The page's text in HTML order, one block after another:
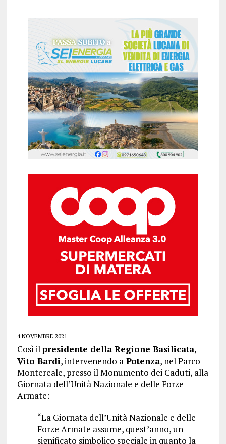
4 NOVEMBRE 2021
Così ilpresidente della Regione Basilicata,
Vito Bardi, intervenendo aPotenza, nel Parco
Montereale, presso il Monumento dei Caduti, alla
Giornata dell’Unità Nazionale e delle Forze
Armate:
“La Giornata dell’Unità Nazionale e delle
Forze Armate assume, quest’anno, un
significato simbolico speciale in quanto la